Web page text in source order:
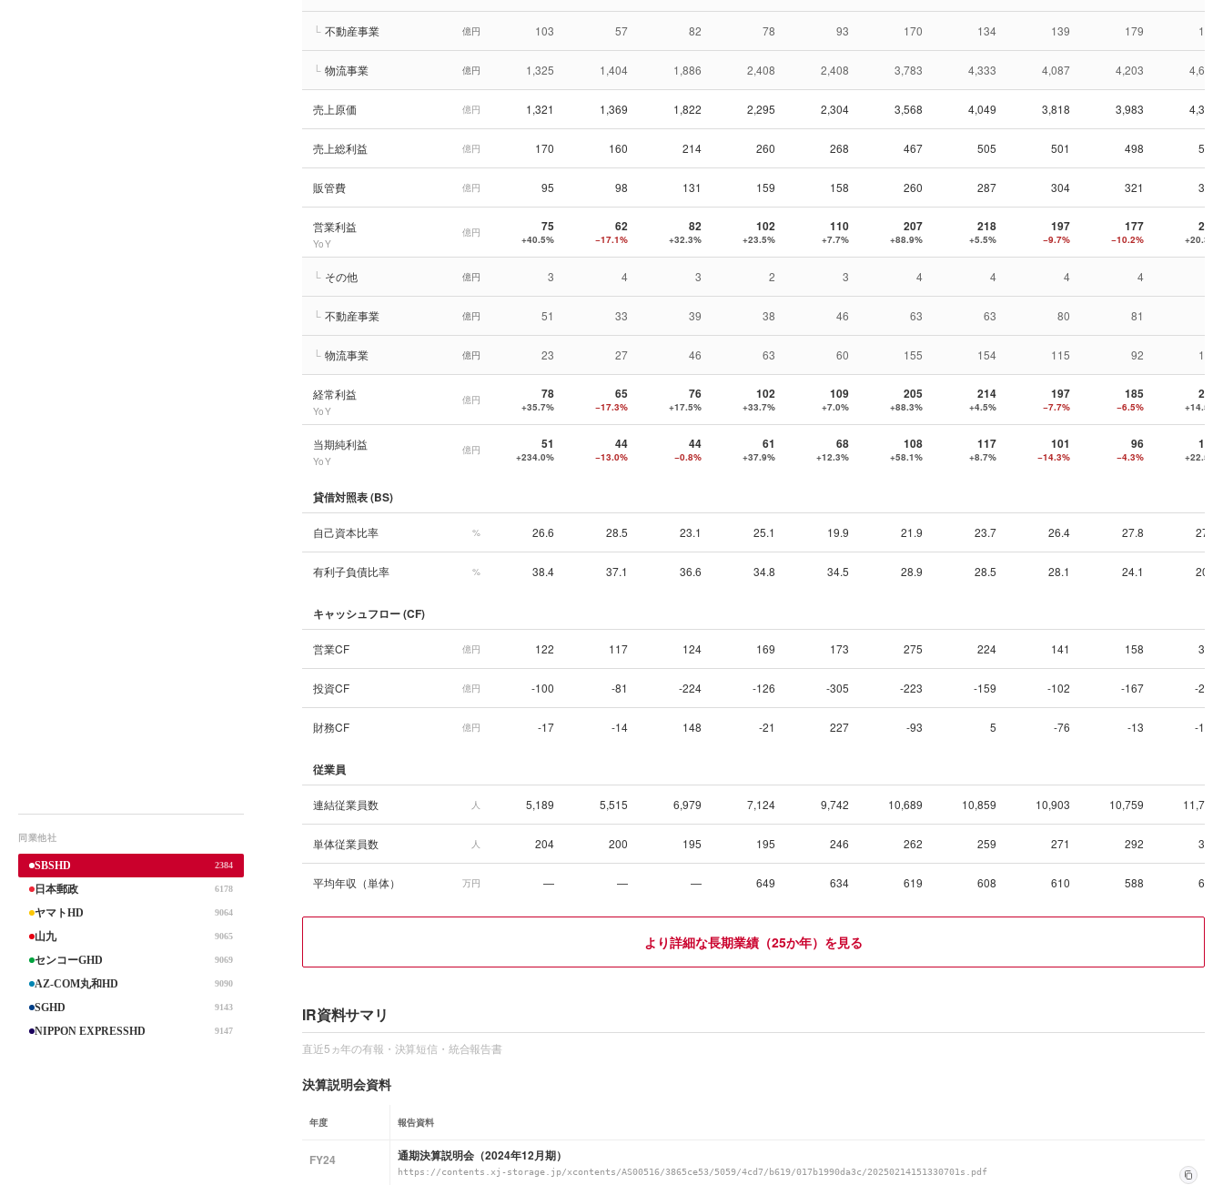
同業他社
SBSHD 2384
日本郵政 6178
ヤマトHD 9064
山九 9065
センコーGHD 9069
AZ-COM丸和HD 9090
SGHD 9143
NIPPON EXPRESSHD 9147
└ 不動産事業 億円 103 57 82 78 93 170 134 139 179 193
└ 物流事業 億円 1,325 1,404 1,886 2,408 2,408 3,783 4,333 4,087 4,203 4,602
売上原価 億円 1,321 1,369 1,822 2,295 2,304 3,568 4,049 3,818 3,983 4,346
売上総利益 億円 170 160 214 260 268 467 505 501 498 557
販管費 億円 95 98 131 159 158 260 287 304 321 344
営業利益
YoY
億円 75
+40.5%
62
−17.1%
82
+32.3%
102
+23.5%
110
+7.7%
207
+88.9%
218
+5.5%
197
−9.7%
177
−10.2%
213
+20.3%
└ その他 億円 3 4 3 2 3 4 4 4 4
└ 不動産事業 億円 51 33 39 38 46 63 63 80 81
└ 物流事業 億円 23 27 46 63 60 155 154 115 92 119
経常利益
YoY
億円 78
+35.7%
65
−17.3%
76
+17.5%
102
+33.7%
109
+7.0%
205
+88.3%
214
+4.5%
197
−7.7%
185
−6.5%
211
+14.5%
当期純利益
YoY
億円 51
+234.0%
44
−13.0%
44
−0.8%
61
+37.9%
68
+12.3%
108
+58.1%
117
+8.7%
101
−14.3%
96
−4.3%
118
+22.5%
貸借対照表 (BS)
自己資本比率 % 26.6 28.5 23.1 25.1 19.9 21.9 23.7 26.4 27.8 27.9
有利子負債比率 % 38.4 37.1 36.6 34.8 34.5 28.9 28.5 28.1 24.1 20.1
キャッシュフロー (CF)
営業CF 億円 122 117 124 169 173 275 224 141 158 354
投資CF 億円 -100 -81 -224 -126 -305 -223 -159 -102 -167 -285
財務CF 億円 -17 -14 148 -21 227 -93 5 -76 -13 -149
従業員
連結従業員数 人 5,189 5,515 6,979 7,124 9,742 10,689 10,859 10,903 10,759 11,772
単体従業員数 人 204 200 195 195 246 262 259 271 292 310
平均年収（単体） 万円 — — — 649 634 619 608 610 588 602
より詳細な長期業績（25か年）を見る
IR資料サマリ
直近5ヵ年の有報・決算短信・統合報告書
決算説明会資料
年度 報告資料
FY24 通期決算説明会（2024年12月期）
https://contents.xj-storage.jp/xcontents/AS00516/3865ce53/5059/4cd7/b619/017b1990da3c/20250214151330701s.pdf